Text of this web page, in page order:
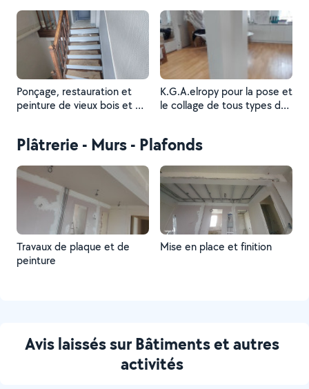
Ponçage, restauration et
peinture de vieux bois et de
K.G.A.elropy pour la pose et
le collage de tous types de
Plâtrerie - Murs - Plafonds
Travaux de plaque et de
peinture
Mise en place et finition
Avis laissés sur Bâtiments et autres
activités